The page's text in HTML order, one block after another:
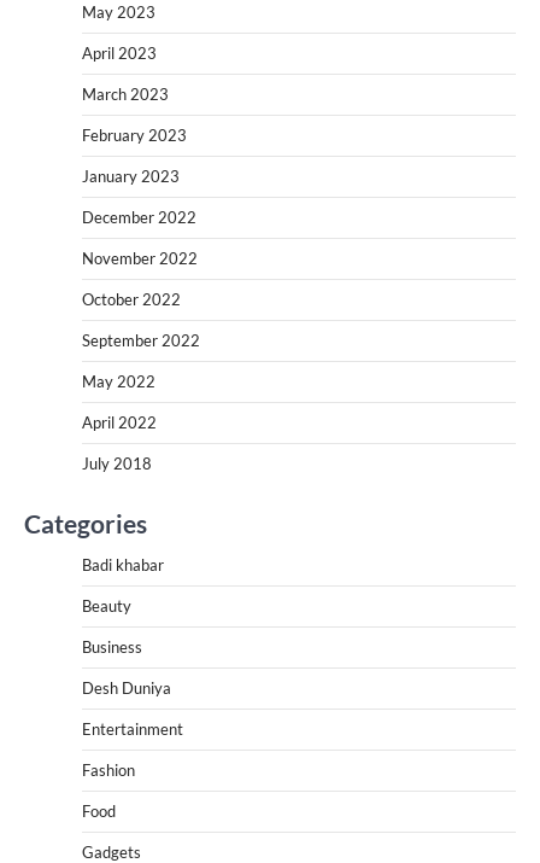
May 2023
April 2023
March 2023
February 2023
January 2023
December 2022
November 2022
October 2022
September 2022
May 2022
April 2022
July 2018
Categories
Badi khabar
Beauty
Business
Desh Duniya
Entertainment
Fashion
Food
Gadgets